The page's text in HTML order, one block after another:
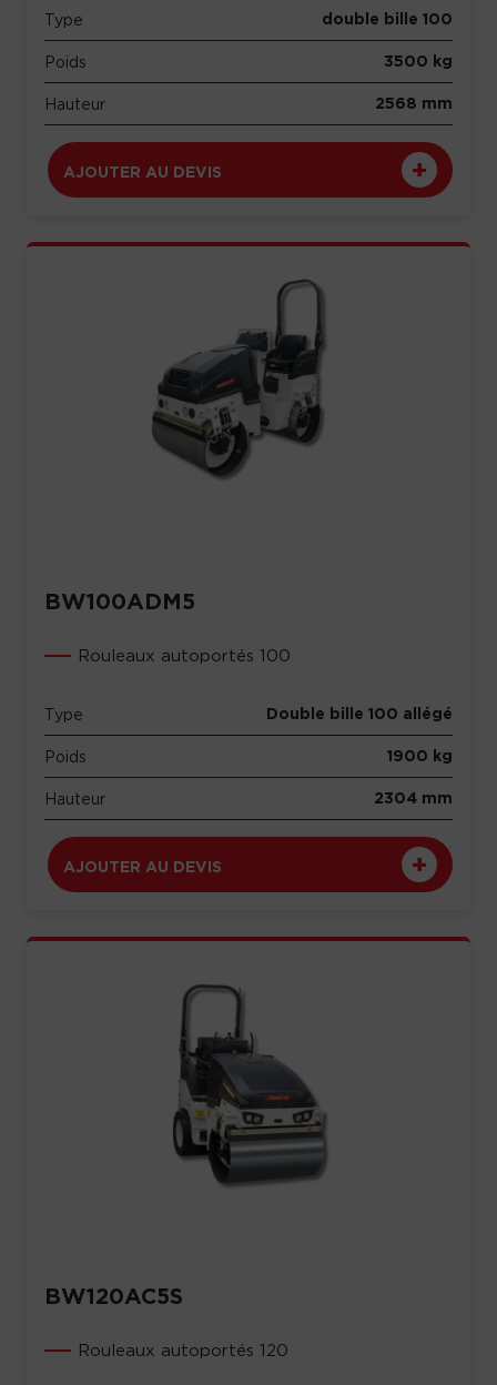
Type double bille 100
Poids 3500 kg
Hauteur 2568 mm
AJOUTER AU DEVIS
BW100ADM5
Rouleaux autoportés 100
Type Double bille 100 allégé
Poids 1900 kg
Hauteur 2304 mm
AJOUTER AU DEVIS
BW120AC5S
Rouleaux autoportés 120